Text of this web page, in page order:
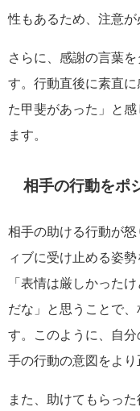
性もあるため、注意が
さらに、感謝の言葉
す。行動直後に素直
た甲斐があった」と
ます。
相手の行動をポ
相手の助ける行動が
ィブに受け止める姿
「表情は厳しかった
だな」と思うことで
す。このように、自
手の行動の意図をより
また、助けてもらっ